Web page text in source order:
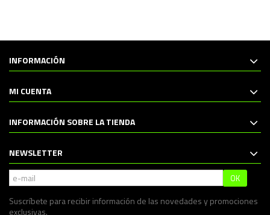
INFORMACIÓN
MI CUENTA
INFORMACIÓN SOBRE LA TIENDA
NEWSLETTER
OK
Suscríbete para recibir información de las novedades y promociones
exclusivas.